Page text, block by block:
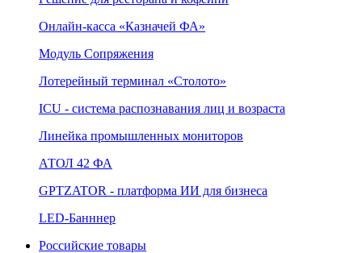
Онлайн‑касса «Казначей ФА»
Модуль Сопряжения
Лотерейный терминал «Столото»
ICU - система распознавания лиц и возраста
Линейка промышленных мониторов
АТОЛ 42 ФА
GPTZATOR - платформа ИИ для бизнеса
LED-Банннер
Российские товары